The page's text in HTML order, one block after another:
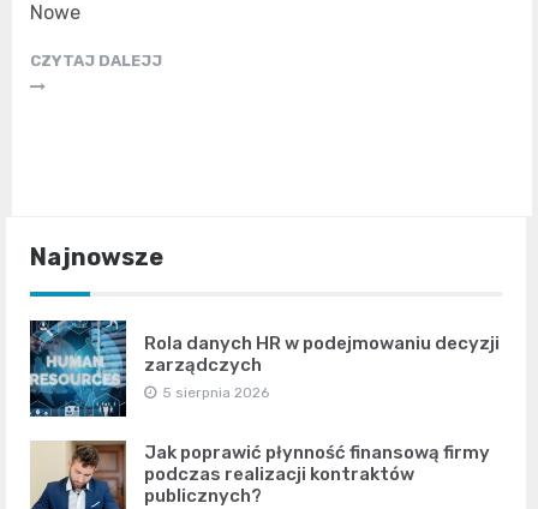
Nowe
CZYTAJ DALEJJ
Najnowsze
Rola danych HR w podejmowaniu decyzji
zarządczych
5 sierpnia 2026
Jak poprawić płynność finansową firmy
podczas realizacji kontraktów
publicznych?